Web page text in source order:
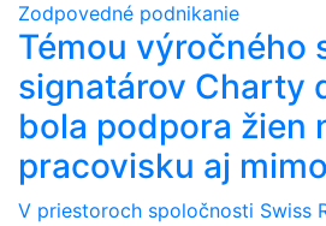
Zodpovedné podnikanie
Témou výročného
signatárov Charty
bola podpora žien
pracovisku aj
V priestoroch spoločnosti Swiss